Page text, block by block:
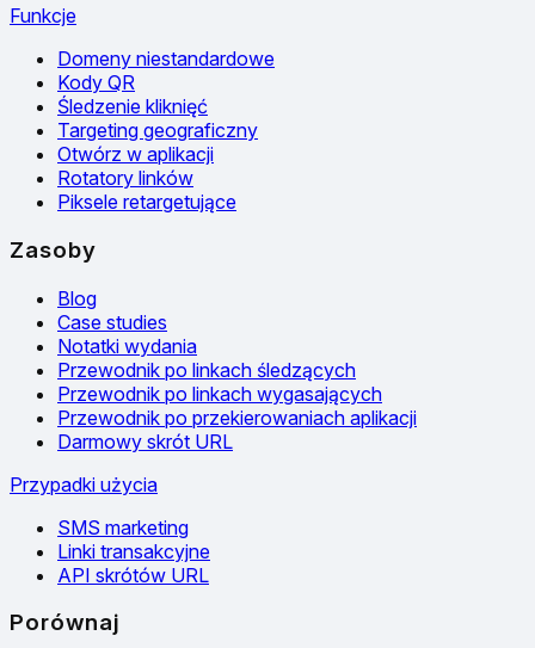
Funkcje
Domeny niestandardowe
Kody QR
Śledzenie kliknięć
Targeting geograficzny
Otwórz w aplikacji
Rotatory linków
Piksele retargetujące
Zasoby
Blog
Case studies
Notatki wydania
Przewodnik po linkach śledzących
Przewodnik po linkach wygasających
Przewodnik po przekierowaniach aplikacji
Darmowy skrót URL
Przypadki użycia
SMS marketing
Linki transakcyjne
API skrótów URL
Porównaj